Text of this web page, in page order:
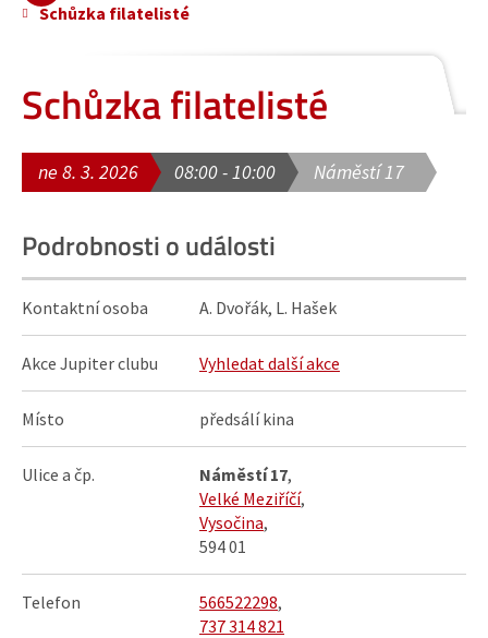
Schůzka filatelisté
Schůzka filatelisté
ne 8. 3. 2026 08:00 - 10:00 Náměstí 17
Podrobnosti o události
Kontaktní osoba A. Dvořák, L. Hašek
Akce Jupiter clubu Vyhledat další akce
Místo předsálí kina
Ulice a čp. Náměstí 17,
Velké Meziříčí,
Vysočina,
594 01
Telefon 566522298,
737 314 821